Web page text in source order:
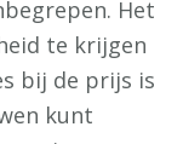
Het
te krijgen
bij de prijs is
kunt